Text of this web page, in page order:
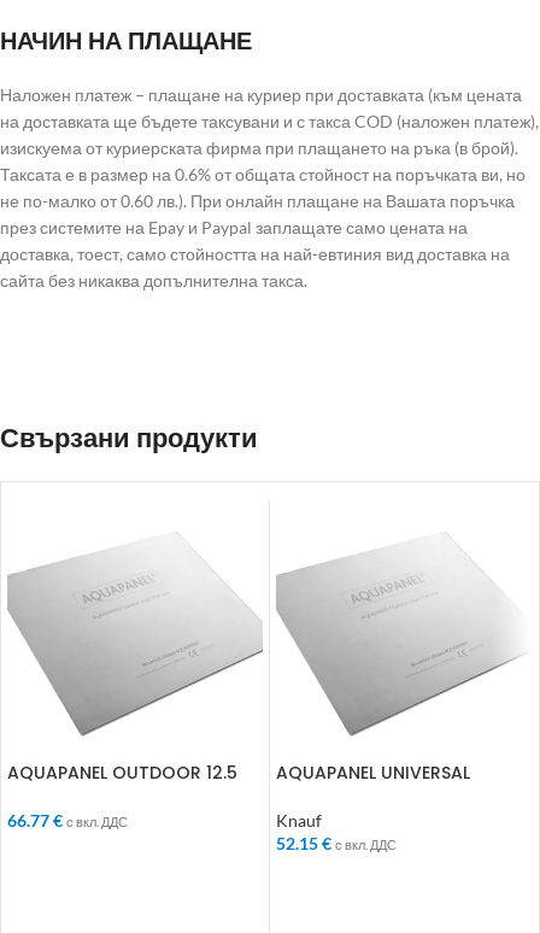
НАЧИН НА ПЛАЩАНЕ
Наложен платеж – плащане на куриер при доставката (към цената
на доставката ще бъдете таксувани и с такса COD (наложен платеж),
изискуема от куриерската фирма при плащането на ръка (в брой).
Таксата е в размер на 0.6% от общата стойност на поръчката ви, но
не по-малко от 0.60 лв.). При онлайн плащане на Вашата поръчка
през системите на Epay и Paypal заплащате само цената на
доставка, тоест, само стойността на най-евтиния вид доставка на
сайта без никаква допълнителна такса.
Свързани продукти
AQUAPANEL OUTDOOR 12.5
66.77€ с вкл. ДДС
AQUAPANEL UNIVERSAL
Knauf
52.15€ с вкл. ДДС